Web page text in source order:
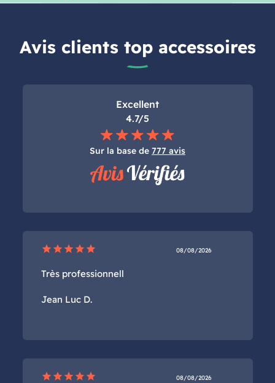
Avis clients top accessoires
Excellent
4.7/5
Sur la base de 777 avis
star star star star star 08/08/2026
Très professionnell
Jean Luc D.
star star star star star 08/08/2026